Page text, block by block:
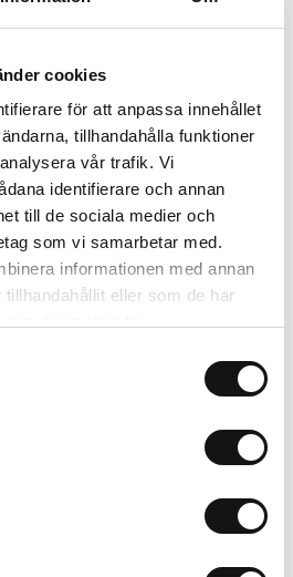
cookies
för att anpassa innehållet
tillhandahålla funktioner
vår trafik. Vi
identifierare och annan
till de sociala medier och
som vi samarbetar med.
informationen med annan
eller som de har
45 kr
Bevaka